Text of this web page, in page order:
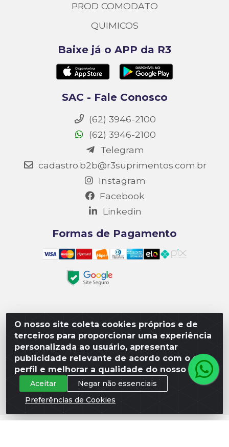
O nosso site coleta cookies próprios e de
terceiros para proporcionar uma experiência
personalizada ao usuário, apresentar
publicidade relevante de acordo com o seu
perfil e melhorar a qualidade do nosso site.
Aceitar
Negar não essenciais
Preferências de Cookies
PROD COMODATO
QUIMICOS
Baixe já o APP da R3
SAC - Fale Conosco
(62) 3946-2100
(62) 3946-2100
Telegram
cadastro.b2b@r3suprimentos.com.br
Instagram
Facebook
Linkedin
Formas de Pagamento
Matriz R3 Suprimentos - Rua 14, Polo Empresarial
Goiás – Etapa III, Quadra: 15; Lote 04, Aparecida de
Goiânia/GO, CEP 74985-182. - CNPJ
10.641.901/0001-16